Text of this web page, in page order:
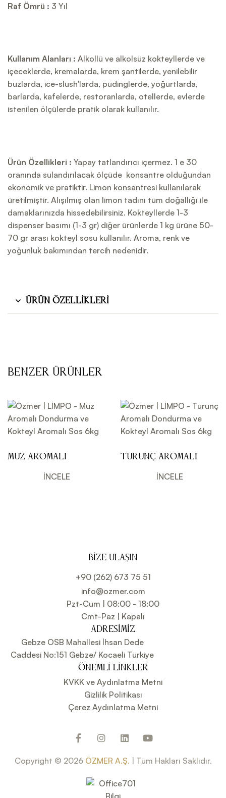
Raf Ömrü : 3 Yıl
Kullanım Alanları : Alkollü ve alkolsüz kokteyllerde ve
içeceklerde, kremalarda, krem şantilerde, yenilebilir
buzlarda, ice-slush'larda, pudinglerde, yoğurtlarda,
barlarda, kafelerde, restoranlarda, otellerde, evlerde
istenilen ölçülerde pratik olarak kullanılır.
Ürün Özellikleri : Yapay tatlandırıcı içermez. 1 e 30
oranında sulandırılacak ölçüde konsantre olduğundan
ekonomik ve pratiktir. Limon konsantresi kullanılarak
üretilmiştir. Alışılmış olan limon tadını tüm doğallığı ile
damaklarınızda hissedebilirsiniz. Kokteyllerde 1-3
dispenser basımı (1-3 gr) diğer ürünlerde 1 kg ürüne 50-
70 gr arası kokteyl sosu kullanılır. Aroma, renk ve
yoğunluk bakımından tercih nedenidir.
Ürün Özellikleri
Benzer Ürünler
Muz Aromalı
Kokteyl Aromalı
İNCELE
Turunç Aromalı
Kokteyl Aromalı
İNCELE
BIZE ULAŞIN
+90 (262) 673 75 51
info@ozmer.com
Pzt-Cum | 08:00 - 18:00
Cmt-Paz | Kapalı
ADRESIMIZ
Gebze OSB Mahallesi İhsan Dede
Caddesi No:151 Gebze/ Kocaeli Türkiye
ÖNEMLI LINKLER
KVKK ve Aydınlatma Metni
Gizlilik Politikası
Çerez Aydınlatma Metni
Copyright © 2026 ÖZMER A.Ş. | Tüm Hakları Saklıdır.